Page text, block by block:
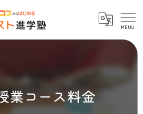
業コース料金